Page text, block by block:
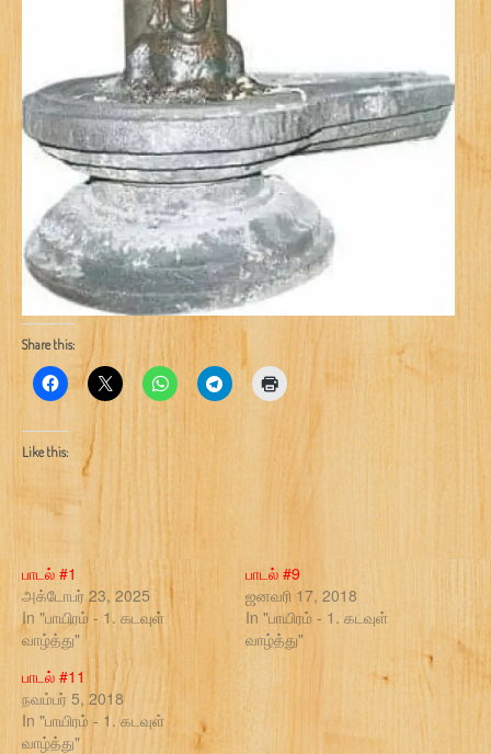
Share this:
Like this:
பாடல் #1
அக்டோபர் 23, 2025
In "பாயிரம் - 1. கடவுள்
வாழ்த்து"
பாடல் #9
ஜனவரி 17, 2018
In "பாயிரம் - 1. கடவுள்
வாழ்த்து"
பாடல் #11
நவம்பர் 5, 2018
In "பாயிரம் - 1. கடவுள்
வாழ்த்து"